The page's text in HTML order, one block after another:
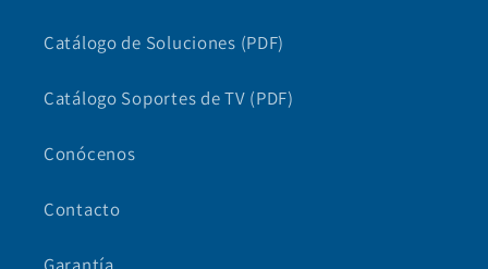
Catálogo de Soluciones (PDF)
Catálogo Soportes de TV (PDF)
Conócenos
Contacto